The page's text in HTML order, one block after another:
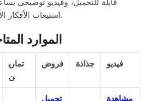
استيعاب الأفكار الأساسية بطريقة عملية.
الموارد
تماري
ن
فروض جذاذة فيديو
تحميل مشاهدة